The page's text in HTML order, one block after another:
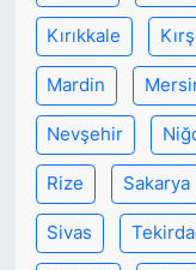
Kırıkkale
Mardin
Nevşehir
Rize Sakarya
Sivas